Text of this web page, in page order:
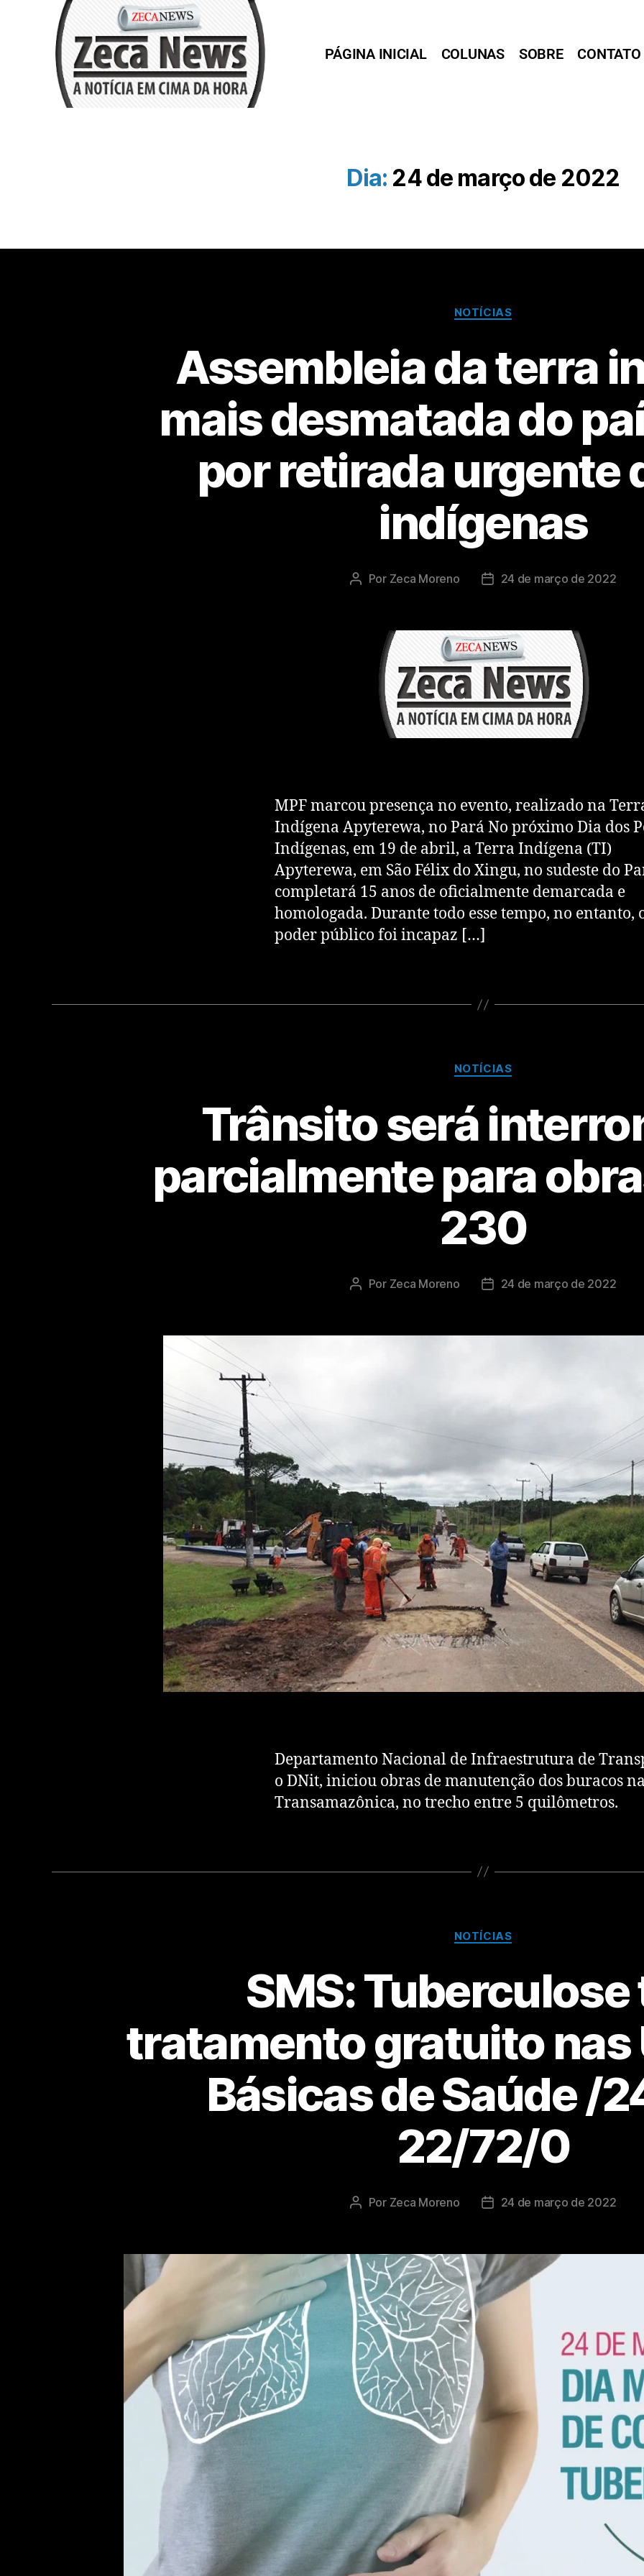
PÁGINA INICIAL COLUNAS SOBRE CONTATO
Dia: 24 de março de 2022
NOTÍCIAS
Assembleia da terra
mais desmatada do
por retirada urgente
indígenas
Por Zeca Moreno 24 de março de 2022
MPF marcou presença no evento, realizado na
Indígena Apyterewa, no Pará No próximo Dia dos
Indígenas, em 19 de abril, a Terra Indígena (TI)
Apyterewa, em São Félix do Xingu, no sudeste do
completará 15 anos de oficialmente demarcada e
homologada. Durante todo esse tempo, no entanto,
poder público foi incapaz […]
NOTÍCIAS
Trânsito será
parcialmente para
230
Por Zeca Moreno 24 de março de 2022
Departamento Nacional de Infraestrutura de
o DNit, iniciou obras de manutenção dos buracos na
Transamazônica, no trecho entre 5 quilômetros.
NOTÍCIAS
SMS: Tuberculose
tratamento gratuito nas
Básicas de Saúde /
22/72/0
Por Zeca Moreno 24 de março de 2022